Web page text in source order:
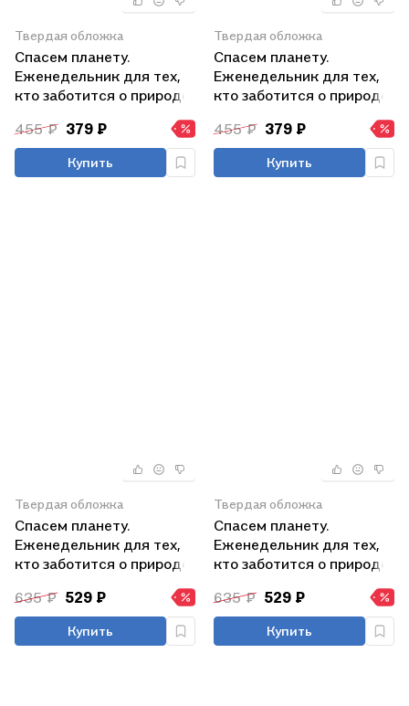
Твердая обложка
Спасем планету.
Еженедельник для тех,
кто заботится о природе
455 ₽ 379 ₽
Купить
Твердая обложка
Спасем планету.
Еженедельник для тех,
кто заботится о природе
455 ₽ 379 ₽
Купить
Твердая обложка
Спасем планету.
Еженедельник для тех,
кто заботится о природе
635 ₽ 529 ₽
Купить
Твердая обложка
Спасем планету.
Еженедельник для тех,
кто заботится о природе
635 ₽ 529 ₽
Купить